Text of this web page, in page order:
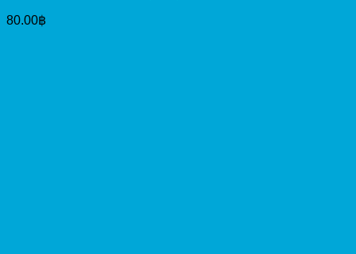
80.00฿